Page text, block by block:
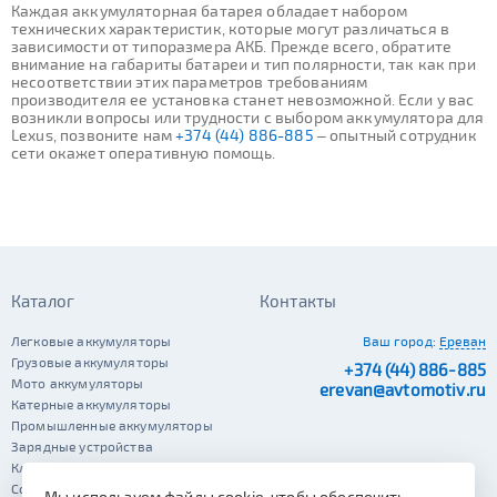
Каждая аккумуляторная батарея обладает набором
технических характеристик, которые могут различаться в
зависимости от типоразмера АКБ. Прежде всего, обратите
внимание на габариты батареи и тип полярности, так как при
несоответствии этих параметров требованиям
производителя ее установка станет невозможной. Если у вас
возникли вопросы или трудности с выбором аккумулятора для
Lexus, позвоните нам+374 (44) 886-885 – опытный сотрудник
сети окажет оперативную помощь.
Каталог
Легковые аккумуляторы
Грузовые аккумуляторы
Мото аккумуляторы
Катерные аккумуляторы
Промышленные аккумуляторы
Зарядные устройства
Клеммы
Сопутствующие автотовары
Контакты
Ваш город: Ереван
+374 (44) 886-885
erevan@avtomotiv.ru